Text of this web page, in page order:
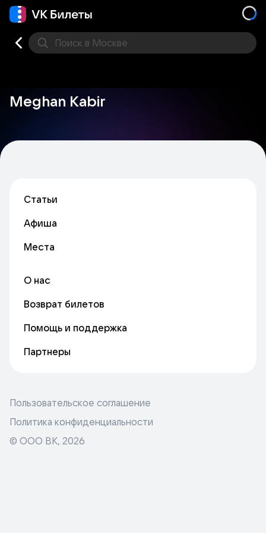
Поиск в Москве
Meghan Kabir
Статьи
Афиша
Места
О нас
Возврат билетов
Помощь и поддержка
Партнеры
Пользовательское соглашение
Политика конфиденциальности
© ООО ВК, 2026